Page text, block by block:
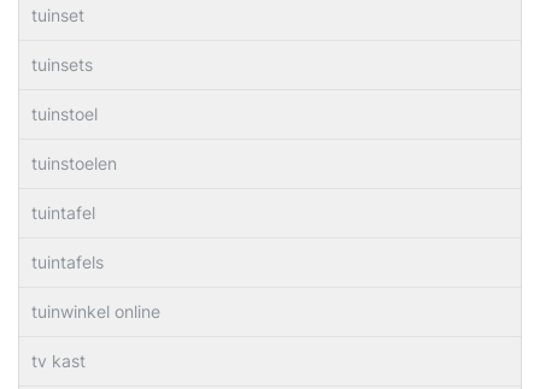
tuinset
tuinsets
tuinstoel
tuinstoelen
tuintafel
tuintafels
tuinwinkel online
tv kast